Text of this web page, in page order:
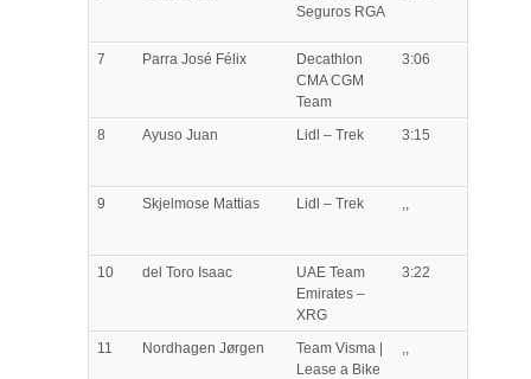
Seguros RGA
7 Parra José Félix
Decathlon
CMA CGM
Team
3:06
8 Ayuso Juan Lidl – Trek 3:15
9 Skjelmose Mattias Lidl – Trek ,,
10 del Toro Isaac
UAE Team
Emirates –
XRG
3:22
11 Nordhagen Jørgen
Team Visma |
Lease a Bike
,,